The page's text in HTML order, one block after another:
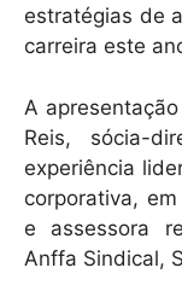
estratégias de
carreira este
A
Reis, sócia-
experiência
corporativa,
e assessora
Anffa Sindical,